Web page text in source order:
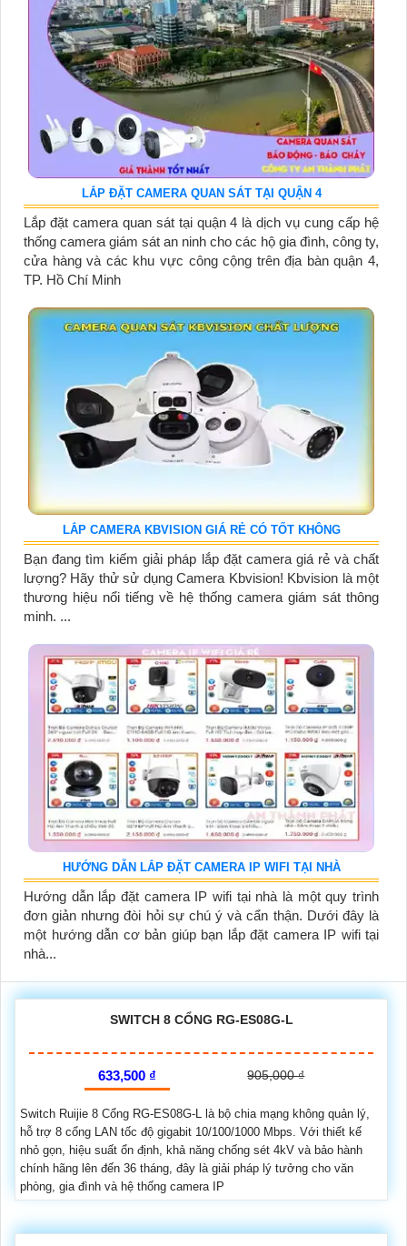
LẮP ĐẶT CAMERA QUAN SÁT TẠI QUẬN 4
Lắp đặt camera quan sát tại quận 4 là dịch vụ cung cấp hệ
thống camera giám sát an ninh cho các hộ gia đình, công ty,
cửa hàng và các khu vực công cộng trên địa bàn quận 4,
TP. Hồ Chí Minh
LẮP CAMERA KBVISION GIÁ RẺ CÓ TỐT KHÔNG
Bạn đang tìm kiếm giải pháp lắp đặt camera giá rẻ và chất
lượng? Hãy thử sử dụng Camera Kbvision! Kbvision là một
thương hiệu nổi tiếng về hệ thống camera giám sát thông
minh. ...
HƯỚNG DẪN LẮP ĐẶT CAMERA IP WIFI TẠI NHÀ
Hướng dẫn lắp đặt camera IP wifi tại nhà là một quy trình
đơn giản nhưng đòi hỏi sự chú ý và cẩn thận. Dưới đây là
một hướng dẫn cơ bản giúp bạn lắp đặt camera IP wifi tại
nhà...
SWITCH 8 CỔNG RG-ES08G-L
633,500 ₫ 905,000 ₫
Switch Ruijie 8 Cổng RG-ES08G-L là bộ chia mạng không quản lý,
hỗ trợ 8 cổng LAN tốc độ gigabit 10/100/1000 Mbps. Với thiết kế
nhỏ gọn, hiệu suất ổn định, khả năng chống sét 4kV và bảo hành
chính hãng lên đến 36 tháng, đây là giải pháp lý tưởng cho văn
phòng, gia đình và hệ thống camera IP